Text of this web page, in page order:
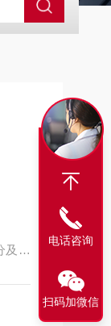
压系统总成 提升机
及综
电话咨询
扫码加微信